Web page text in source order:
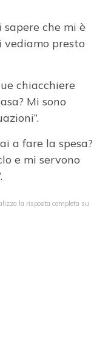
sapere che mi è
vediamo presto
chiacchiere
Mi sono
a fare la spesa?
e mi servono
la risposta completa su